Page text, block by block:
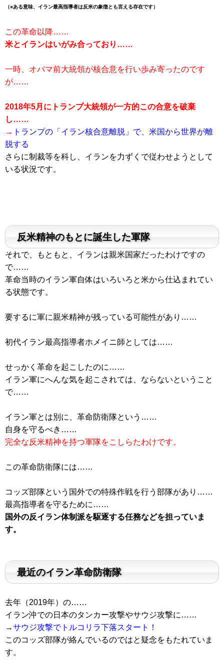
（※ある意味、イラン最高指導者は反米の象徴とも言える存在です）
この革命以降……
米とイランはいがみ合っており……
一時、オバマ前大統領が核合意を行い歩み寄ったのです
が……
2018年5月にトランプ大統領が一方的この合意を破棄
し……
→ トランプの「イラン核合意離脱」で、米国から世界が離
脱する
さらに制裁等を科し、イランを力ずくで従わせようとして
いる状況です。
反米精神のもとに誕生した軍隊
それで、もともと、イランは親米国家だったわけですの
で……
革命当時のイラン軍自体はいろいろと米から仕込まれてい
る状態です。
要するに軍に親米精神が残っている可能性があり……
初代イラン最高指導者ホメイニ師としては……
せっかく革命を起こしたのに……
イラン軍にへんな気を起こされては、ならないということ
で……
イラン軍とは別に、革命防衛隊という……
自身を守るべき……
完全な反米精神を持つ軍隊をこしらたわけです。
この革命防衛隊には……
コッズ部隊という国外での特殊作戦を行う部隊があり……
最高指導者を守るために……
国外の反イラン体制派を駆逐する任務などを担っていま
す。
最近のイラン革命防衛隊
去年（2019年）の……
イラン沖での日本のタンカー攻撃やサウジ攻撃に……
→サウジ攻撃でトルコリラ下落スタート！
このコッズ部隊が絡んでいるのではと疑念をもたれていま
す。